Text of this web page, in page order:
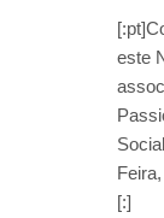
este
[:]